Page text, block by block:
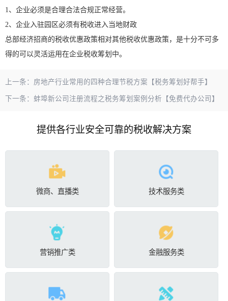
1、企业必须是合理合法合规正常经营。
2、企业入驻园区必须有税收进入当地财政
总部经济招商的税收优惠政策相对其他税收优惠政策，是十分不可多
得的可以灵活运用在企业税收筹划中。
上一条： 房地产行业常用的四种合理节税方案【税务筹划好帮手】
下一条： 蚌埠新公司注册流程之税务筹划案例分析【免费代办公司】
提供各行业安全可靠的税收解决方案
微商、直播类 技术服务类
营销推广类 金融服务类